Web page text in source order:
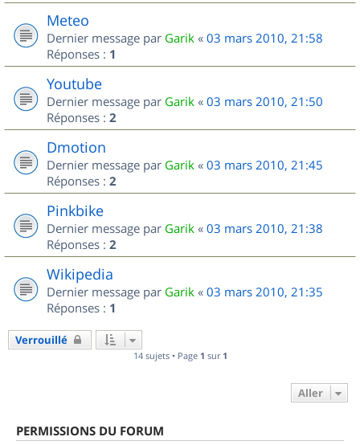
Meteo
Dernier message par Garik « 03 mars 2010, 21:58
Réponses : 1
Youtube
Dernier message par Garik « 03 mars 2010, 21:50
Réponses : 2
Dmotion
Dernier message par Garik « 03 mars 2010, 21:45
Réponses : 2
Pinkbike
Dernier message par Garik « 03 mars 2010, 21:38
Réponses : 2
Wikipedia
Dernier message par Garik « 03 mars 2010, 21:35
Réponses : 1
Verrouillé
14 sujets • Page 1 sur 1
Aller
PERMISSIONS DU FORUM